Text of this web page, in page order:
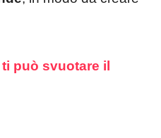
può svuotare il